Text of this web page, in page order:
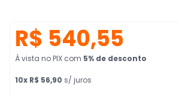
R$ 540,55
À vista no PIX com 5% de desconto
10x R$ 56,90 s/ juros